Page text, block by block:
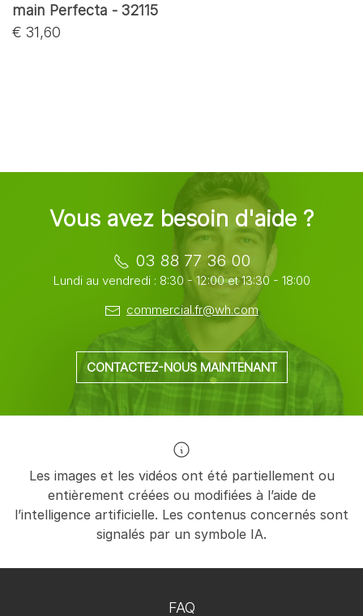
main Perfecta - 32115
€ 31,60
Vous avez besoin d'aide ?
03 88 77 36 00
Lundi au vendredi : 8:30 - 12:00 et 13:30 - 18:00
commercial.fr@wh.com
CONTACTEZ-NOUS MAINTENANT
Les images et les vidéos ont été partiellement ou
entièrement créées ou modifiées à l’aide de
l’intelligence artificielle. Les contenus concernés sont
signalés par un symbole IA.
FAQ